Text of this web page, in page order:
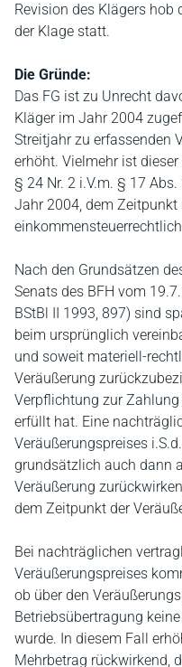
Revision des Klägers hob
der Klage statt.
Die Gründe:
Das FG ist zu Unrecht
Kläger im Jahr 2004
Streitjahr zu erfassenden
erhöht. Vielmehr ist
§ 24 Nr. 2 i.V.m. § 17
Jahr 2004, dem Zeitpunkt
Nach den Grundsätzen
Senats des BFH vom
BStBl II 1993, 897) sind
beim ursprünglich
und soweit materiell-
Veräußerung
Verpflichtung zur
erfüllt hat. Eine
Veräußerungspreises
grundsätzlich auch dann
Veräußerung
dem Zeitpunkt der
Bei nachträglichen
Veräußerungspreises
ob über den
Betriebsübertragung
wurde. In diesem Fall
Mehrbetrag rückwirkend,